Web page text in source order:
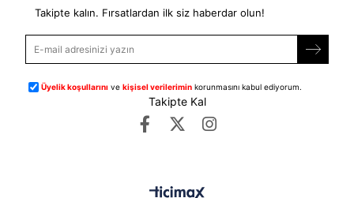
Takipte kalın. Fırsatlardan ilk siz haberdar olun!
Üyelik koşullarını vekişisel verilerimin korunmasını kabul ediyorum.
Takipte Kal